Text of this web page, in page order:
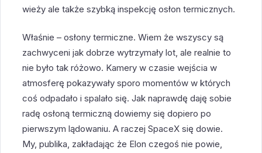
wieży ale także szybką inspekcję osłon termicznych.
Właśnie – osłony termiczne. Wiem że wszyscy są
zachwyceni jak dobrze wytrzymały lot, ale realnie to
nie było tak różowo. Kamery w czasie wejścia w
atmosferę pokazywały sporo momentów w których
coś odpadało i spalało się. Jak naprawdę daję sobie
radę osłoną termiczną dowiemy się dopiero po
pierwszym lądowaniu. A raczej SpaceX się dowie.
My, publika, zakładając że Elon czegoś nie powie,